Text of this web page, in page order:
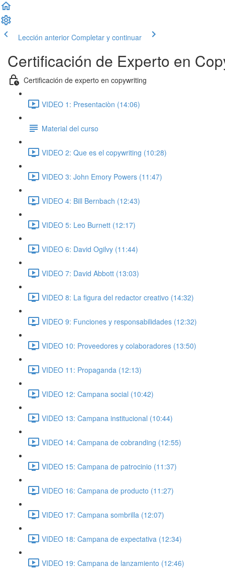
Lección anterior Completar y continuar
Certificación de Experto en
Certificación de experto en copywriting
VIDEO 1: Presentaciòn (14:06)
Material del curso
VIDEO 2: Que es el copywriting (10:28)
VIDEO 3: John Emory Powers (11:47)
VIDEO 4: Bill Bernbach (12:43)
VIDEO 5: Leo Burnett (12:17)
VIDEO 6: David Ogilvy (11:44)
VIDEO 7: David Abbott (13:03)
VIDEO 8: La figura del redactor creativo (14:32)
VIDEO 9: Funciones y responsabilidades (12:32)
VIDEO 10: Proveedores y colaboradores (13:50)
VIDEO 11: Propaganda (12:13)
VIDEO 12: Campana social (10:42)
VIDEO 13: Campana institucional (10:44)
VIDEO 14: Campana de cobranding (12:55)
VIDEO 15: Campana de patrocinio (11:37)
VIDEO 16: Campana de producto (11:27)
VIDEO 17: Campana sombrilla (12:07)
VIDEO 18: Campana de expectativa (12:34)
VIDEO 19: Campana de lanzamiento (12:46)